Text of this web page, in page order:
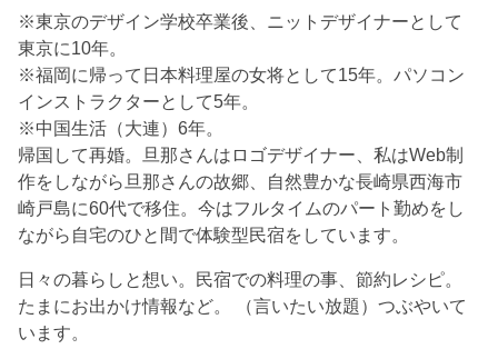
※東京のデザイン学校卒業後、ニットデザイナーとして
東京に10年。
※福岡に帰って日本料理屋の女将として15年。パソコン
インストラクターとして5年。
※中国生活（大連）6年。
帰国して再婚。旦那さんはロゴデザイナー、私はWeb制
作をしながら旦那さんの故郷、自然豊かな長崎県西海市
崎戸島に60代で移住。今はフルタイムのパート勤めをし
ながら自宅のひと間で体験型民宿をしています。
日々の暮らしと想い。民宿での料理の事、節約レシピ。
たまにお出かけ情報など。 （言いたい放題）つぶやいて
います。